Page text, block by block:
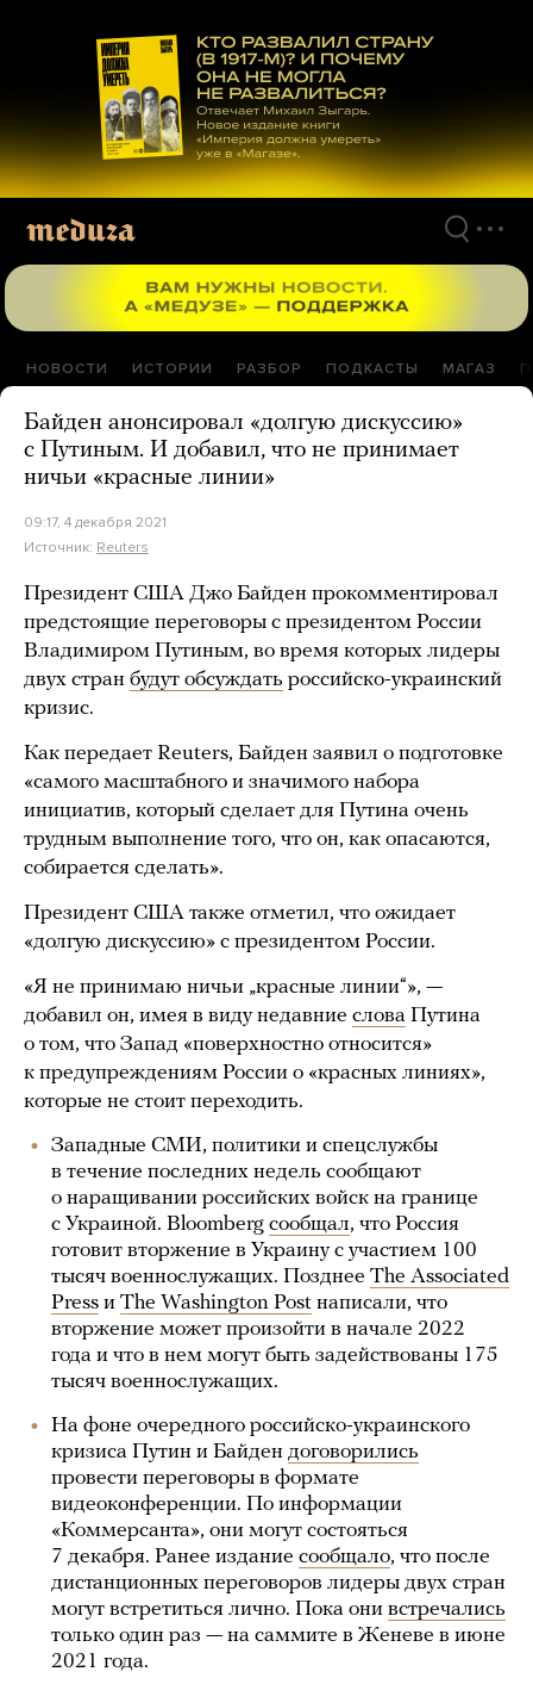
материалам
НОВОСТИ ИСТОРИИ РАЗБОР ПОДКАСТЫ МАГАЗ
Байден анонсировал «долгую дискуссию»
с Путиным. И добавил, что не принимает
ничьи «красные линии»
09:17, 4 декабря 2021
Источник: Reuters
Президент США Джо Байден прокомментировал
предстоящие переговоры с президентом России
Владимиром Путиным, во время которых лидеры
двух стран будут обсуждать российско-украинский
кризис.
Как передает Reuters, Байден заявил о подготовке
«самого масштабного и значимого набора
инициатив, который сделает для Путина очень
трудным выполнение того, что он, как опасаются,
собирается сделать».
Президент США также отметил, что ожидает
«долгую дискуссию» с президентом России.
«Я не принимаю ничьи „красные линии“», —
добавил он, имея в виду недавние слова Путина
о том, что Запад «поверхностно относится»
к предупреждениям России о «красных линиях»,
которые не стоит переходить.
Западные СМИ, политики и спецслужбы
в течение последних недель сообщают
о наращивании российских войск на границе
с Украиной. Bloomberg сообщал, что Россия
готовит вторжение в Украину с участием 100
тысяч военнослужащих. Позднее The Associated
Press и The Washington Post написали, что
вторжение может произойти в начале 2022
года и что в нем могут быть задействованы 175
тысяч военнослужащих.
На фоне очередного российско-украинского
кризиса Путин и Байден договорились
провести переговоры в формате
видеоконференции. По информации
«Коммерсанта», они могут состояться
7 декабря. Ранее издание сообщало, что после
дистанционных переговоров лидеры двух стран
могут встретиться лично. Пока они встречались
только один раз — на саммите в Женеве в июне
2021 года.